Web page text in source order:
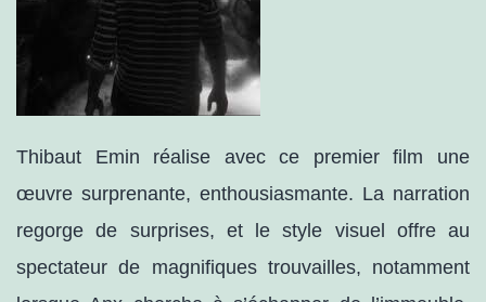
Thibaut Emin réalise avec ce premier film une
œuvre surprenante, enthousiasmante. La narration
regorge de surprises, et le style visuel offre au
spectateur de magnifiques trouvailles, notamment